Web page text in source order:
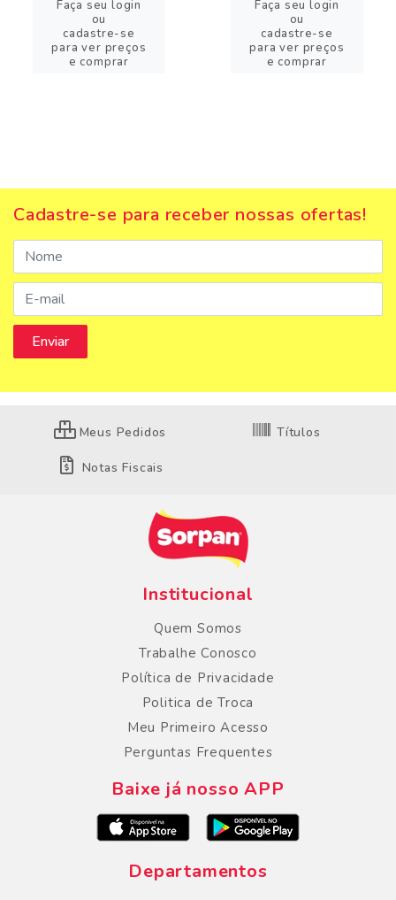
Faça seu login
ou
cadastre-se
para ver preços
e comprar
Faça seu login
ou
cadastre-se
para ver preços
e comprar
Cadastre-se para receber nossas ofertas!
Meus Pedidos Títulos
Notas Fiscais
Institucional
Quem Somos
Trabalhe Conosco
Política de Privacidade
Politica de Troca
Meu Primeiro Acesso
Perguntas Frequentes
Baixe já nosso APP
Departamentos